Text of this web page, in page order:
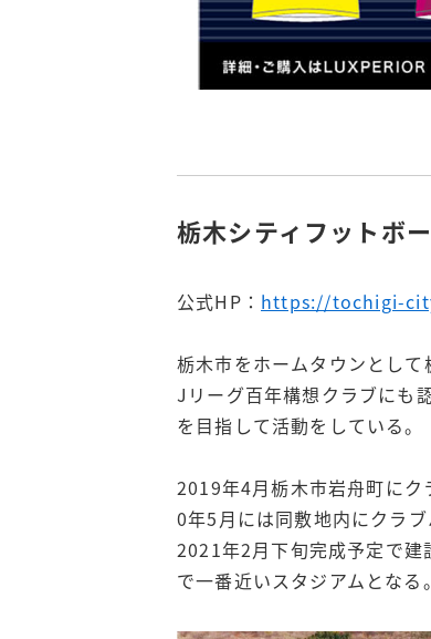
栃木シティフットボ
公式HP： https://tochigi-
栃木市をホームタウンとして
Jリーグ百年構想クラブにも
を目指して活動をしている。
2019年4月栃木市岩舟町にク
0年5月には同敷地内にクラ
2021年2月下旬完成予定で
で一番近いスタジアムとなる。